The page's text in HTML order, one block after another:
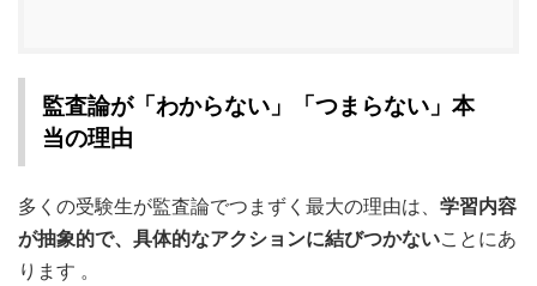
監査論が「わからない」「つまらない」本
当の理由
多くの受験生が監査論でつまずく最大の理由は、 学習内容
が抽象的で、具体的なアクションに結びつかないことにあ
ります 。